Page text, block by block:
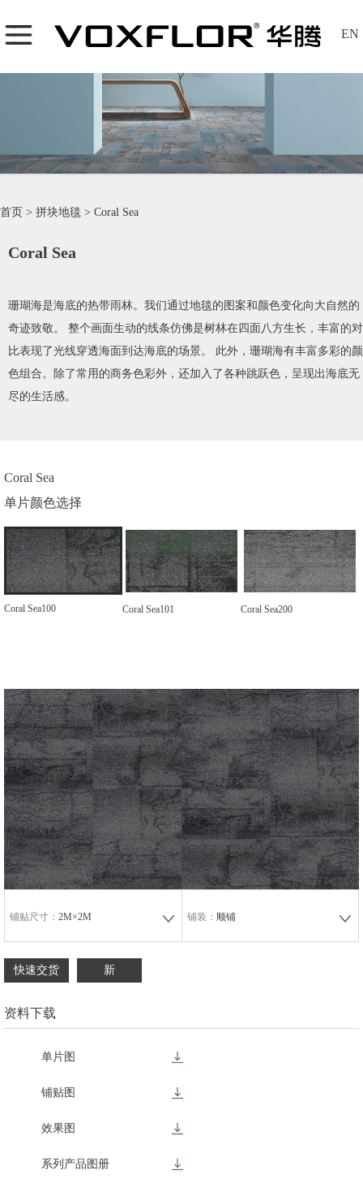
EN
首页 > 拼块地毯 > Coral Sea
Coral Sea
珊瑚海是海底的热带雨林。我们通过地毯的图案和颜色变化向大自然的
奇迹致敬。 整个画面生动的线条仿佛是树林在四面八方生长，丰富的对
比表现了光线穿透海面到达海底的场景。 此外，珊瑚海有丰富多彩的颜
色组合。除了常用的商务色彩外，还加入了各种跳跃色，呈现出海底无
尽的生活感。
Coral Sea
单片颜色选择
Coral Sea100 Coral Sea101 Coral Sea200
铺贴尺寸： 2M×2M 铺装： 顺铺
快速交货 新
资料下载
单片图
铺贴图
效果图
系列产品图册